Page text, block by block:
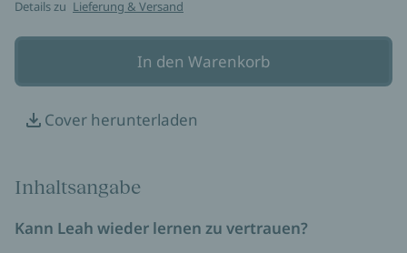
Details zu Lieferung & Versand
In den Warenkorb
Cover herunterladen
Inhaltsangabe
Kann Leah wieder lernen zu vertrauen?